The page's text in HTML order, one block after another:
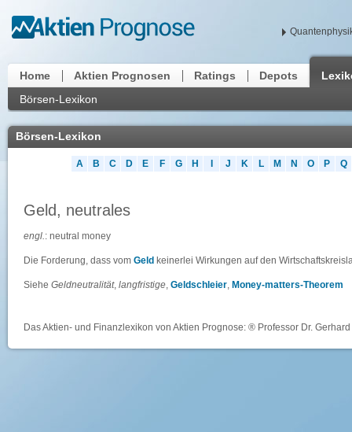
Home Aktien Prognosen Ratings Depots
Börsen-Lexikon
Börsen-Lexikon
A B C D E F G H J K L M N O P Q
Geld, neutrales
engl.: neutral money
Die Forderung, dass vom Geld keinerlei Wirkungen auf den
Siehe Geldneutralität, langfristige, Geldschleier, Money-matters-Theorem
Das Aktien- und Finanzlexikon von Aktien Prognose: ® Professor Dr.